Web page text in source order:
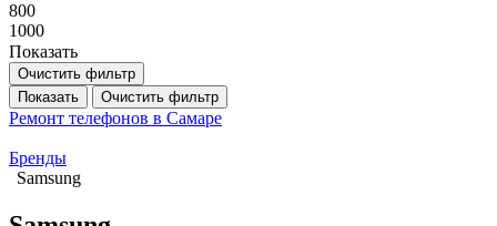
800
1000
Показать
Очистить фильтр
Показать
Очистить фильтр
Ремонт телефонов в Самаре
Бренды
Samsung